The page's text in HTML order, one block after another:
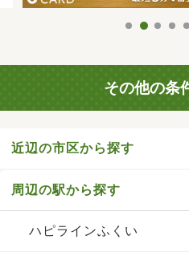
その他の条
近辺の市区から探す
周辺の駅から探す
ハピラインふくい